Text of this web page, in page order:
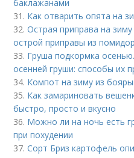
баклажанами
31. Как отварить опята на
32.Острая приправа на
острой приправы из
33. Груша подкормка
осенней груши: способы их
34. Компот на зиму из
35. Как замариновать
быстро, просто и вкусно
36. Можно ли на ночь есть
при похудении
37.Сорт Бриз картофель